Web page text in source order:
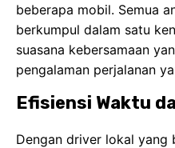
beberapa mobil. Semua
berkumpul dalam satu
suasana kebersamaan
pengalaman perjalanan
Efisiensi Waktu
Dengan driver lokal yang